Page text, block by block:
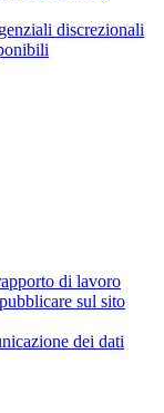
discrezionali
di lavoro
sul sito
dei dati